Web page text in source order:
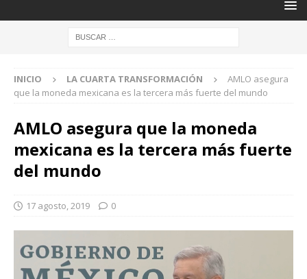
INICIO LA CUARTA TRANSFORMACIÓN
AMLO asegura
que la moneda mexicana es la tercera más fuerte del mundo
AMLO asegura que la moneda
mexicana es la tercera más fuerte
del mundo
17 agosto, 2019 0